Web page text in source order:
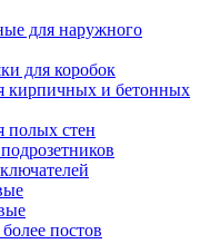
для наружного
для коробок
кирпичных и бетонных
полых стен
постов